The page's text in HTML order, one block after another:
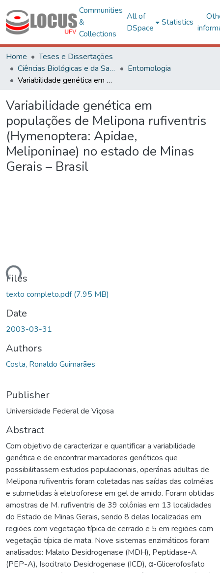
Communities
&
Collections
All of
DSpace
Statistics
Home
Teses e Dissertações
Ciências Biológicas e da Saúde
Entomologia
Variabilidade genética em populações de Melipona rufiventris (Hymenoptera: Apidae, Meliponinae) no estado de Minas Gerais – Brasil
Variabilidade genética em
populações de Melipona rufiventris
(Hymenoptera: Apidae,
Meliponinae) no estado de Minas
Gerais – Brasil
Files
texto completo.pdf(7.95 MB)
Date
2003-03-31
Authors
Costa, Ronaldo Guimarães
Publisher
Universidade Federal de Viçosa
Abstract
Com objetivo de caracterizar e quantificar a variabilidade
genética e de encontrar marcadores genéticos que
possibilitassem estudos populacionais, operárias adultas de
Melipona rufiventris foram coletadas nas saídas das colméias
e submetidas à eletroforese em gel de amido. Foram obtidas
amostras de M. rufiventris de 39 colônias em 13 localidades
do Estado de Minas Gerais, sendo 8 delas localizadas em
regiões com vegetação típica de cerrado e 5 em regiões com
vegetação típica de mata. Nove sistemas enzimáticos foram
analisados: Malato Desidrogenase (MDH), Peptidase-A
(PEP-A), Isocitrato Desidrogenase (ICD), α-Glicerofosfato